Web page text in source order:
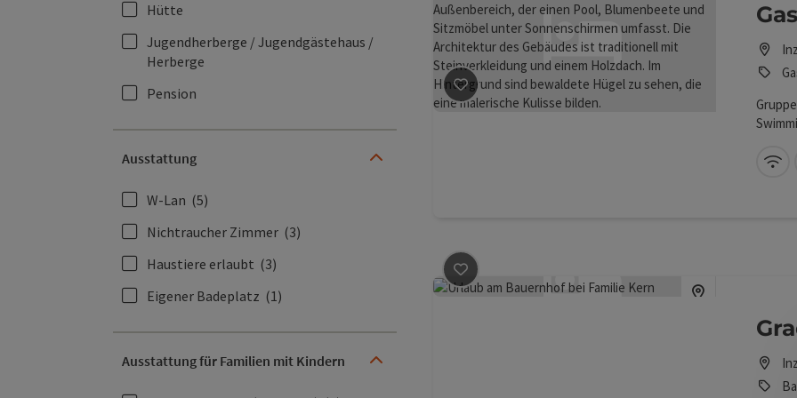
Hütte
Jugendherberge / Jugendgästehaus /
Herberge
Pension
Ausstattung
W-Lan (5)
Nichtraucher Zimmer (3)
Haustiere erlaubt (3)
Eigener Badeplatz (1)
Ausstattung für Familien mit Kindern
Beitrag merken: Gasthof Hotel Zorn
Beitrag merken: Gradntommerl